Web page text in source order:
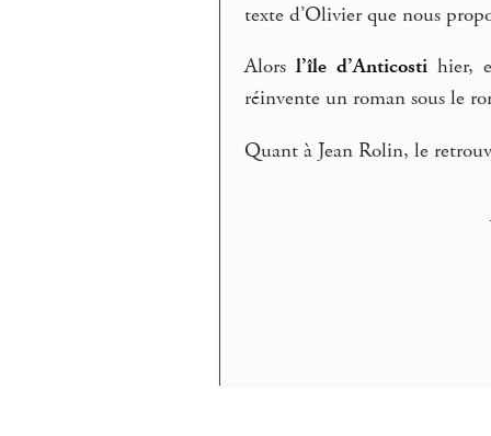
texte d’Olivier que nous
Alors l’île d’Anticostihier,
réinvente un roman sous le
Quant à Jean Rolin, le